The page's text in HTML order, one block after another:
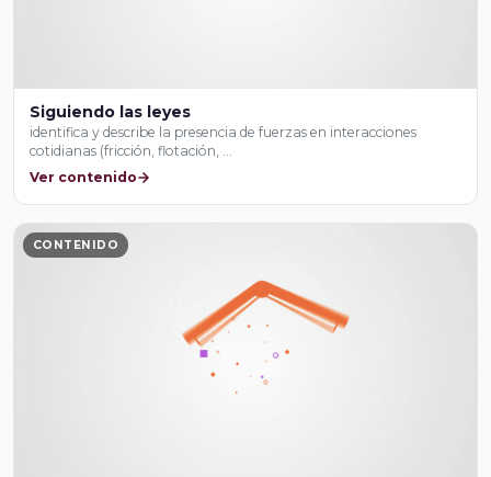
Siguiendo las leyes
identifica y describe la presencia de fuerzas en interacciones
cotidianas (fricción, flotación, …
Ver contenido
CONTENIDO